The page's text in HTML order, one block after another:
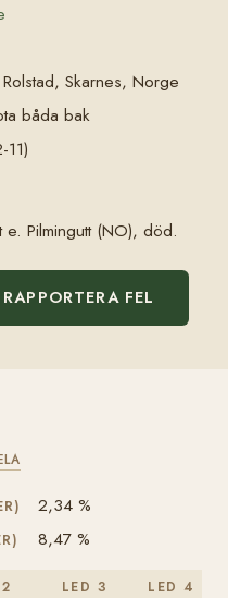
Skarnes, Norge
båda bak
11)
e. Pilmingutt (NO), död.
RAPPORTERA FEL
2,34 %
8,47 %
LED 3 LED 4